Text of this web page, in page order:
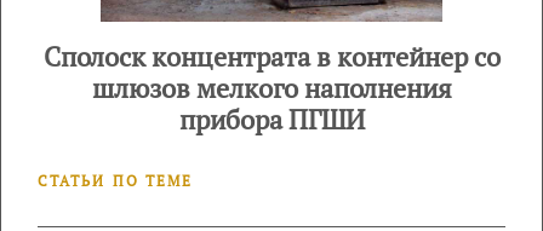
Сполоск концентрата в контейнер со
шлюзов мелкого наполнения
прибора ПГШИ
СТАТЬИ ПО ТЕМЕ